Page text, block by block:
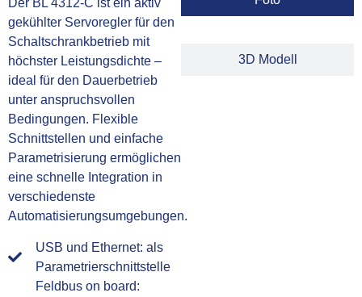
Der BL 4312-C ist ein aktiv
gekühlter Servoregler für den
Schaltschrankbetrieb mit
höchster Leistungsdichte –
ideal für den Dauerbetrieb
unter anspruchsvollen
Bedingungen. Flexible
Schnittstellen und einfache
Parametrisierung ermöglichen
eine schnelle Integration in
verschiedenste
Automatisierungsumgebungen.
USB und Ethernet: als
Parametrierschnittstelle
Feldbus on board:
3D Modell